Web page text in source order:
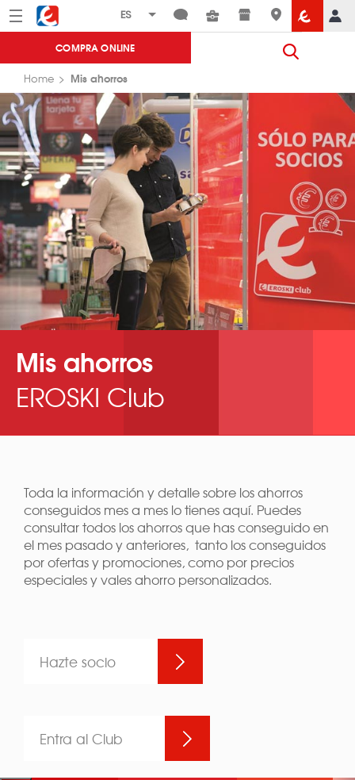
Menú Eroski
COMPRA ONLINE
Home Mis ahorros
Mis ahorros
EROSKI Club
Toda la información y detalle sobre los ahorros
conseguidos mes a mes lo tienes aquí. Puedes
consultar todos los ahorros que has conseguido en
el mes pasado y anteriores, tanto los conseguidos
por ofertas y promociones, como por precios
especiales y vales ahorro personalizados.
Hazte socio
Entra al Club